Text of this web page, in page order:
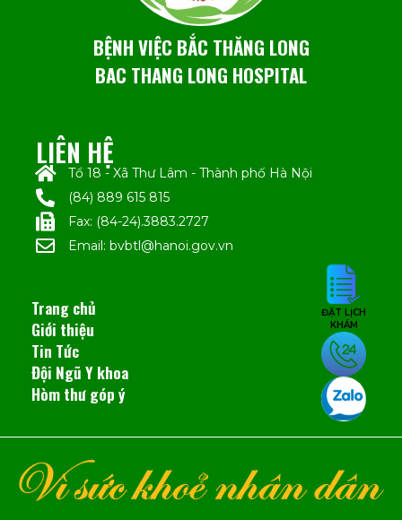
BỆNH VIỆC BẮC THĂNG LONG
BAC THANG LONG HOSPITAL
LIÊN HỆ
Tổ 18 - Xã Thư Lâm - Thành phố Hà Nội
(84) 889 615 815
Fax: (84-24).3883.2727
Email: bvbtl@hanoi.gov.vn
Trang chủ
Giới thiệu
Tin Tức
Đội Ngũ Y khoa
Hòm thư góp ý
ĐẶT LỊCH
KHÁM